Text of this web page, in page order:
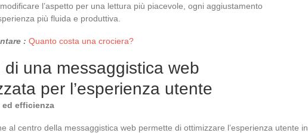
l’aspetto per una lettura più piacevole, ogni aggiustamento
più fluida e produttiva.
: Quanto costa una crociera?
di una messaggistica web
per l’esperienza utente
ed efficienza
al centro della messaggistica web permette di ottimizzare l’esperienza utente in